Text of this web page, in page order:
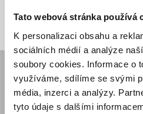
Tato webová stránka používá
K personalizaci obsahu a
sociálních médií a analýze
soubory cookies. Informace o
využíváme, sdílíme se svými
média, inzerci a analýzy.
tyto údaje s dalšími
mailová
adresa
mailová
adresa
Vaše e-mailová adresa
E-SHOP
Aktuality
Naši autoři